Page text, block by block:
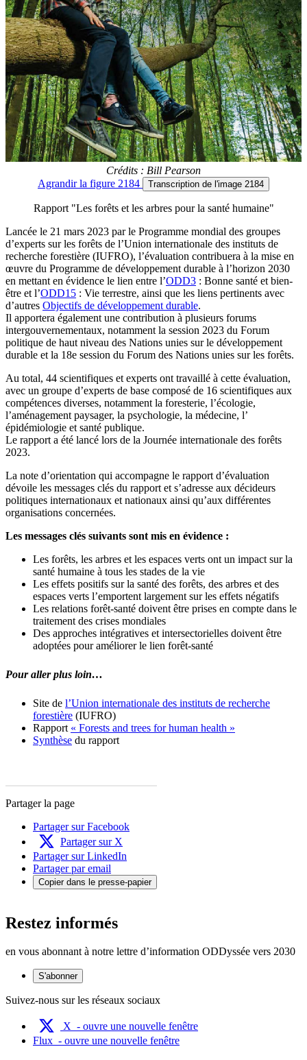
Crédits : Bill Pearson
Agrandirla figure 2184 Transcription de l'image 2184
Rapport "Les forêts et les arbres pour la santé humaine"
Lancée le 21 mars 2023 par le Programme mondial des groupes
d’experts sur les forêts de l’Union internationale des instituts de
recherche forestière (IUFRO), l’évaluation contribuera à la mise en
œuvre du Programme de développement durable à l’horizon 2030
en mettant en évidence le lien entre l’ODD3 : Bonne santé et bien-
être et l’ODD15 : Vie terrestre, ainsi que les liens pertinents avec
d’autres Objectifs de développement durable.
Il apportera également une contribution à plusieurs forums
intergouvernementaux, notamment la session 2023 du Forum
politique de haut niveau des Nations unies sur le développement
durable et la 18e session du Forum des Nations unies sur les forêts.
Au total, 44 scientifiques et experts ont travaillé à cette évaluation,
avec un groupe d’experts de base composé de 16 scientifiques aux
compétences diverses, notamment la foresterie, l’écologie,
l’aménagement paysager, la psychologie, la médecine, l’
épidémiologie et santé publique.
Le rapport a été lancé lors de la Journée internationale des forêts
2023.
La note d’orientation qui accompagne le rapport d’évaluation
dévoile les messages clés du rapport et s’adresse aux décideurs
politiques internationaux et nationaux ainsi qu’aux différentes
organisations concernées.
Les messages clés suivants sont mis en évidence :
Les forêts, les arbres et les espaces verts ont un impact sur la
santé humaine à tous les stades de la vie
Les effets positifs sur la santé des forêts, des arbres et des
espaces verts l’emportent largement sur les effets négatifs
Les relations forêt-santé doivent être prises en compte dans le
traitement des crises mondiales
Des approches intégratives et intersectorielles doivent être
adoptées pour améliorer le lien forêt-santé
Pour aller plus loin…
Site de l’Union internationale des instituts de recherche
forestière (IUFRO)
Rapport « Forests and trees for human health »
Synthèse du rapport
Partager la page
Partager sur Facebook
Partager sur X
Partager sur LinkedIn
Partager par email
Copier dans le presse-papier
Restez informés
en vous abonnant à notre lettre d’information ODDyssée vers 2030
S'abonner
Suivez-nous sur les réseaux sociaux
X - ouvre une nouvelle fenêtre
Flux - ouvre une nouvelle fenêtre